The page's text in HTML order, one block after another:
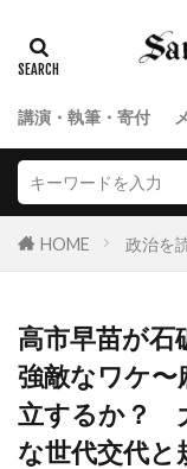
講演・執筆・寄付
HOME 政治を
高市早苗が石
強敵なワケ〜
立するか？
な世代交代